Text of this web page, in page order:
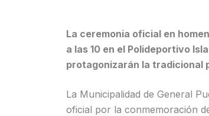
La ceremonia oficial en
a las 10 en el Polideportivo
protagonizarán la tradicional
La Municipalidad de General
oficial por la conmemoración